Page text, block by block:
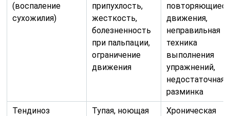
(воспаление
сухожилия)
припухлость,
жесткость,
болезненность
при пальпации,
ограничение
движения
движения,
неправильная
техника
выполнения
упражнений,
недостаточная
разминка
Тендиноз
Тупая, ноющая
Хроническая